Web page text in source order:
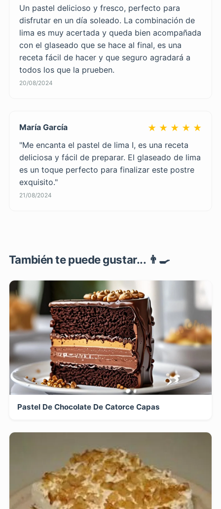
Un pastel delicioso y fresco, perfecto para
disfrutar en un día soleado. La combinación de
lima es muy acertada y queda bien acompañada
con el glaseado que se hace al final, es una
receta fácil de hacer y que seguro agradará a
todos los que la prueben.
20/08/2024
María García ★ ★ ★ ★ ★
"Me encanta el pastel de lima I, es una receta
deliciosa y fácil de preparar. El glaseado de lima
es un toque perfecto para finalizar este postre
exquisito."
21/08/2024
También te puede gustar... 👨‍🍳
Pastel De Chocolate De Catorce Capas